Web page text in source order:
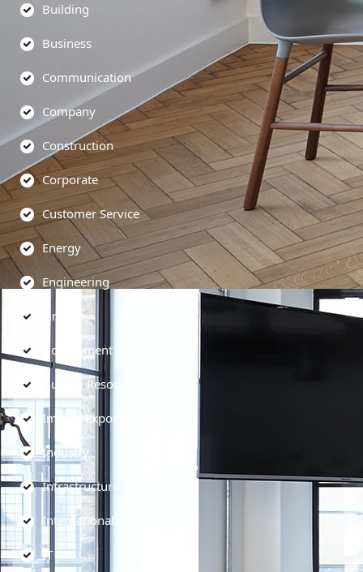
Building
Business
Communication
Company
Construction
Corporate
Customer Service
Energy
Engineering
Finance
Government
Human Resources
Import-Export
Industry
Infrastructure
International
IT